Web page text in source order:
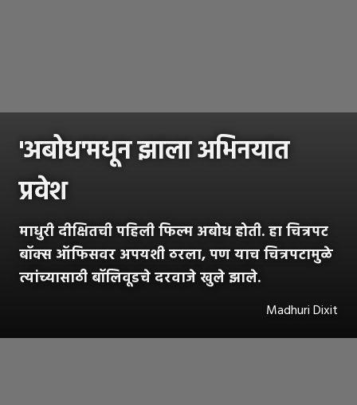
'अबोध'मधून झाला अभिनयात
प्रवेश
माधुरी दीक्षितची पहिली फिल्म अबोध होती. हा चित्रपट
बॉक्स ऑफिसवर अपयशी ठरला, पण याच चित्रपटामुळे
त्यांच्यासाठी बॉलिवूडचे दरवाजे खुले झाले.
Madhuri Dixit